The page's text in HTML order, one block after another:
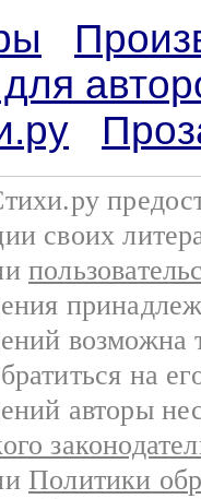
своих
возможна
на
авторы
Политики